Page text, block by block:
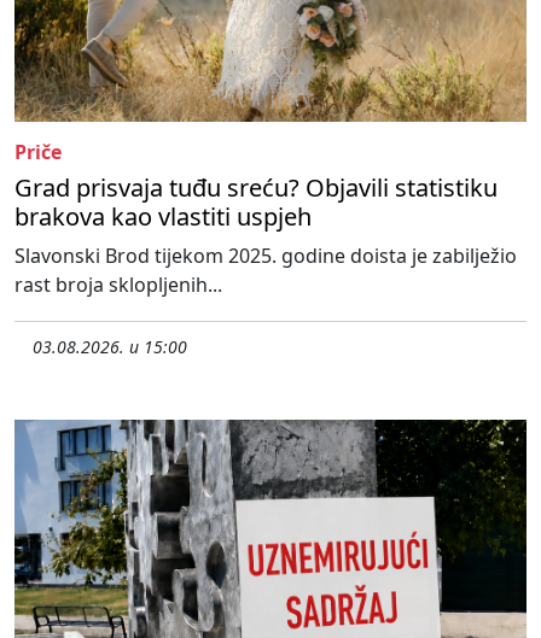
Priče
Grad prisvaja tuđu sreću? Objavili statistiku
brakova kao vlastiti uspjeh
Slavonski Brod tijekom 2025. godine doista je zabilježio
rast broja sklopljenih...
03.08.2026. u 15:00